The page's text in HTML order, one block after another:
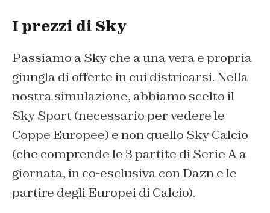
I prezzi di Sky
Passiamo a Sky che a una vera e propria
giungla di offerte in cui districarsi. Nella
nostra simulazione, abbiamo scelto il
Sky Sport (necessario per vedere le
Coppe Europee) e non quello Sky Calcio
(che comprende le 3 partite di Serie A a
giornata, in co-esclusiva con Dazn e le
partire degli Europei di Calcio).